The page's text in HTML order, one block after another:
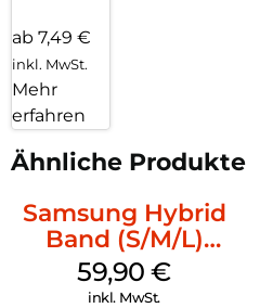
ab 7,49 €
inkl. MwSt.
Mehr
erfahren
Ähnliche Produkte
Samsung Hybrid
Band (S/M/L)
Galaxy
Watch8/Watch8
59,90€
inkl. MwSt.